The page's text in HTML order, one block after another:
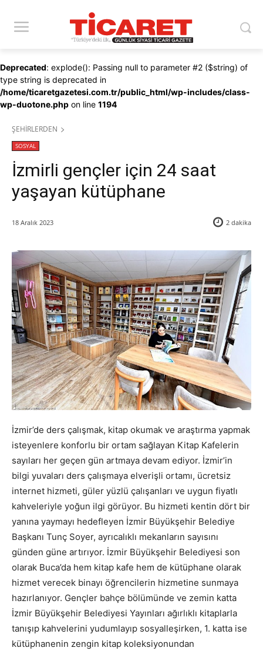
Deprecated: explode(): Passing null to parameter #2 ($string) of
type string is deprecated in
/home/ticaretgazetesi.com.tr/public_html/wp-includes/class-
wp-duotone.php on line 1194
ŞEHİRLERDEN
SOSYAL
İzmirli gençler için 24 saat
yaşayan kütüphane
18 Aralık 2023 2 dakika
İzmir’de ders çalışmak, kitap okumak ve araştırma yapmak
isteyenlere konforlu bir ortam sağlayan Kitap Kafelerin
sayıları her geçen gün artmaya devam ediyor. İzmir’in
bilgi yuvaları ders çalışmaya elverişli ortamı, ücretsiz
internet hizmeti, güler yüzlü çalışanları ve uygun fiyatlı
kahveleriyle yoğun ilgi görüyor. Bu hizmeti kentin dört bir
yanına yaymayı hedefleyen İzmir Büyükşehir Belediye
Başkanı Tunç Soyer, ayrıcalıklı mekanların sayısını
günden güne artırıyor. İzmir Büyükşehir Belediyesi son
olarak Buca’da hem kitap kafe hem de kütüphane olarak
hizmet verecek binayı öğrencilerin hizmetine sunmaya
hazırlanıyor. Gençler bahçe bölümünde ve zemin katta
İzmir Büyükşehir Belediyesi Yayınları ağırlıklı kitaplarla
tanışıp kahvelerini yudumlayıp sosyalleşirken, 1. katta ise
kütüphanenin zengin kitap koleksiyonundan